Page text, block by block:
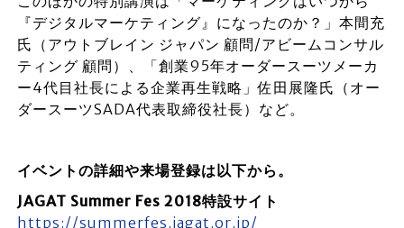
『デジタルマーケティング』になったのか？」本間充
氏（アウトブレイン ジャパン 顧問/アビームコンサル
ティング 顧問）、「創業95年オーダースーツメーカ
ー4代目社長による企業再生戦略」佐田展隆氏（オー
ダースーツSADA代表取締役社長）など。
イベントの詳細や来場登録は以下から。
JAGAT Summer Fes 2018特設サイト
https://summerfes.jagat.or.jp/